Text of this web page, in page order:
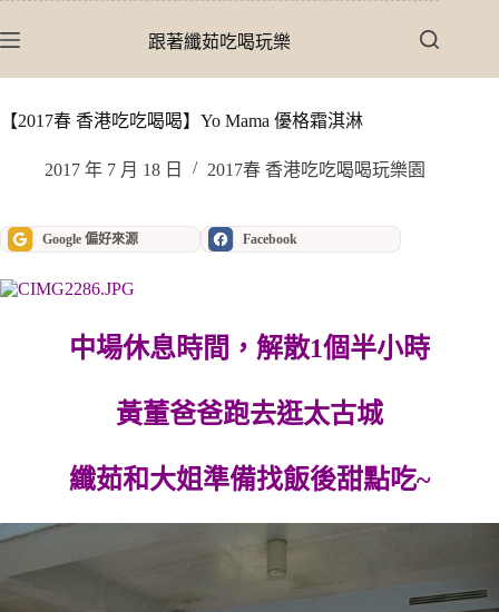
至
內
跟著纖茹吃喝玩樂
【2017春 香港吃吃喝喝】Yo Mama 優格霜淇淋
2017 年 7 月 18 日 2017春 香港吃吃喝喝玩樂園
Google 偏好來源 Facebook
中場休息時間，解散1個半小時
黃董爸爸跑去逛太古城
纖茹和大姐準備找飯後甜點吃~